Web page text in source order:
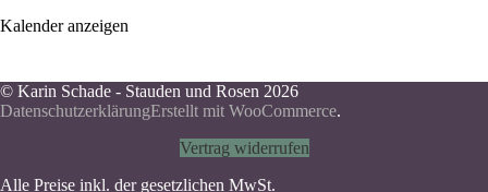
Kalender anzeigen
© Karin Schade - Stauden und Rosen 2026
DatenschutzerklärungErstellt mit WooCommerce.
Vertrag widerrufen
Alle Preise inkl. der gesetzlichen MwSt.